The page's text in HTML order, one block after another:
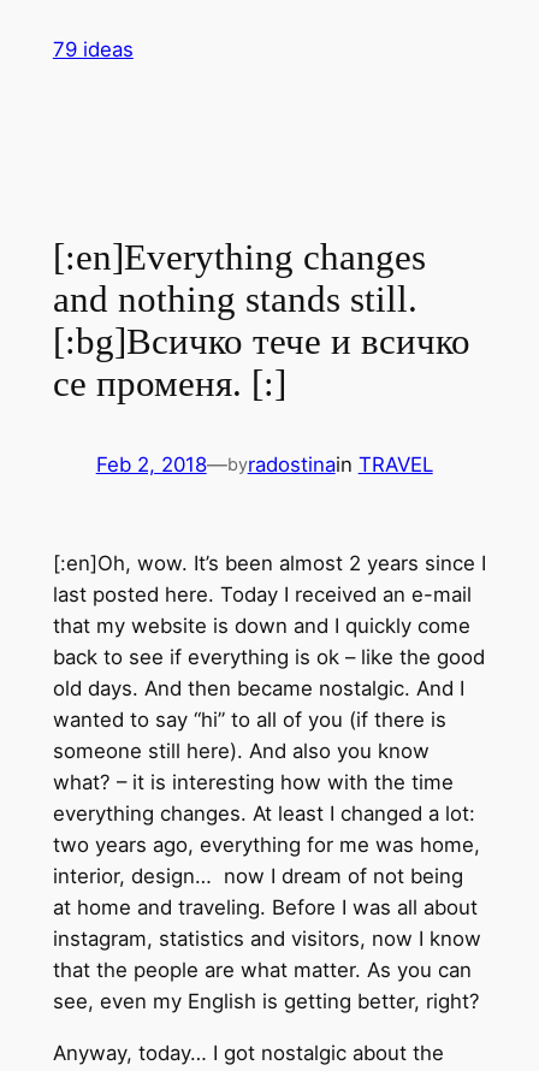
79 ideas
[:en]Everything changes
and nothing stands still.
[:bg]Всичко тече и всичко
се променя. [:]
Feb 2, 2018—byradostinain TRAVEL
[:en]Oh, wow. It’s been almost 2 years since I
last posted here. Today I received an e-mail
that my website is down and I quickly come
back to see if everything is ok – like the good
old days. And then became nostalgic. And I
wanted to say “hi” to all of you (if there is
someone still here). And also you know
what? – it is interesting how with the time
everything changes. At least I changed a lot:
two years ago, everything for me was home,
interior, design… now I dream of not being
at home and traveling. Before I was all about
instagram, statistics and visitors, now I know
that the people are what matter. As you can
see, even my English is getting better, right?
Anyway, today… I got nostalgic about the